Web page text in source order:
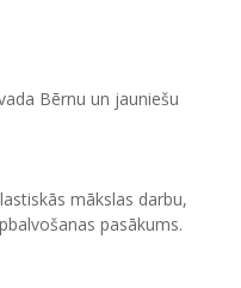
Bērnu un jauniešu
mākslas darbu,
pasākums.